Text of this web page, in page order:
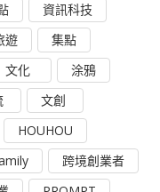
資訊科技
遊
集點
文化
涂鴉
文創
HOUHOU
跨境創業者